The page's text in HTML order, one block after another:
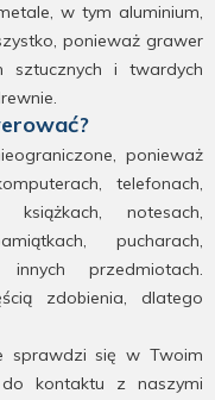
w tym aluminium,
ponieważ grawer
i twardych
ponieważ
telefonach,
notesach,
pucharach,
przedmiotach.
zdobienia, dlatego
sprawdzi się w Twoim
kontaktu z naszymi